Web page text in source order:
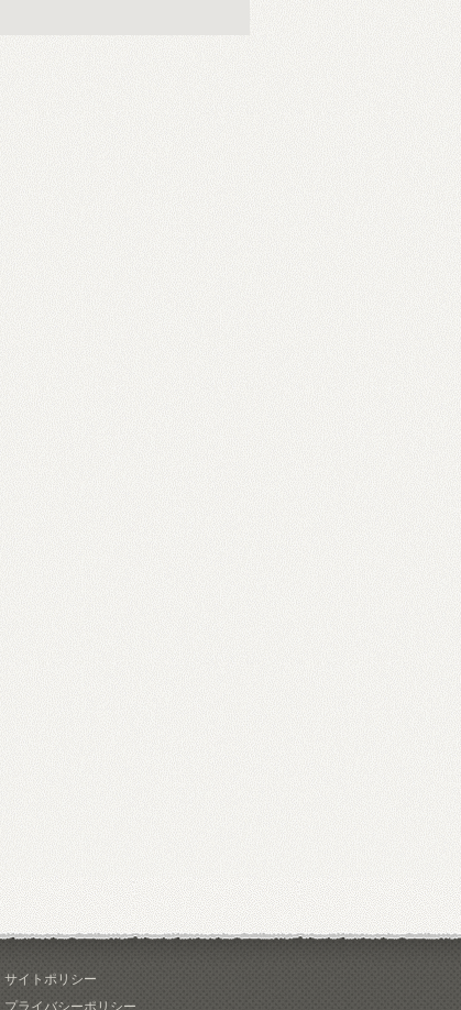
サイトポリシー
プライバシーポリシー